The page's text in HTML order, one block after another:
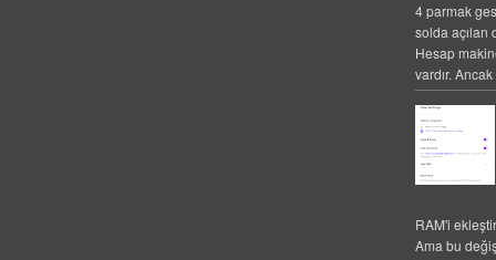
4 parmak
solda açılan
Hesap
vardır.
RAM'i
Ama bu